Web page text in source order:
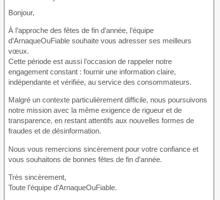
Bonjour,
À l’approche des fêtes de fin d’année, l’équipe
d’ArnaqueOuFiable souhaite vous adresser ses meilleurs
vœux.
Cette période est aussi l’occasion de rappeler notre
engagement constant : fournir une information claire,
indépendante et vérifiée, au service des consommateurs.
Malgré un contexte particulièrement difficile, nous poursuivons
notre mission avec la même exigence de rigueur et de
transparence, en restant attentifs aux nouvelles formes de
fraudes et de désinformation.
Nous vous remercions sincèrement pour votre confiance et
vous souhaitons de bonnes fêtes de fin d’année.
Très sincèrement,
Toute l’équipe d’ArnaqueOuFiable.